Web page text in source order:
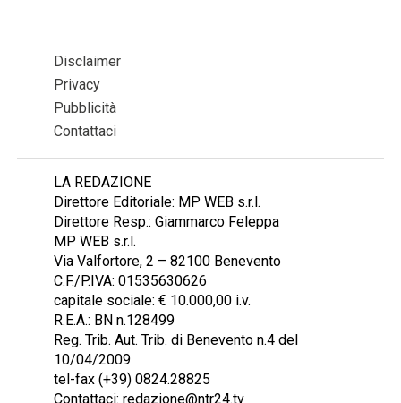
Disclaimer
Privacy
Pubblicità
Contattaci
LA REDAZIONE
Direttore Editoriale: MP WEB s.r.l.
Direttore Resp.: Giammarco Feleppa
MP WEB s.r.l.
Via Valfortore, 2 – 82100 Benevento
C.F./P.IVA: 01535630626
capitale sociale: € 10.000,00 i.v.
R.E.A.: BN n.128499
Reg. Trib. Aut. Trib. di Benevento n.4 del
10/04/2009
tel-fax (+39) 0824.28825
Contattaci: redazione@ntr24.tv